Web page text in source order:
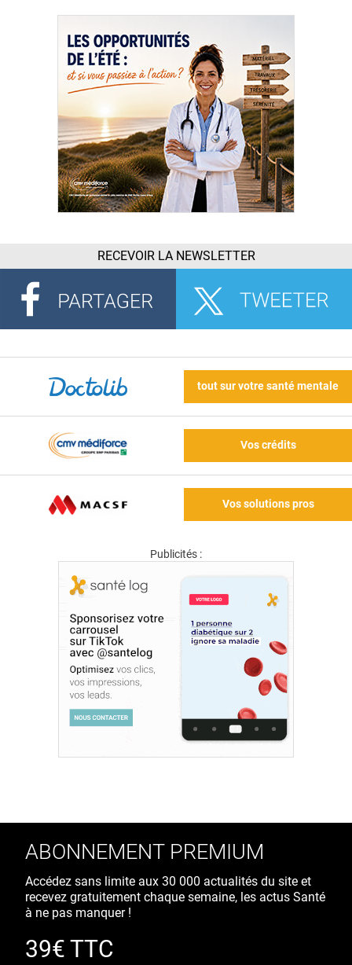
RECEVOIR LA NEWSLETTER
tout sur votre santé mentale
Vos crédits
Vos solutions pros
Publicités :
ABONNEMENT PREMIUM
Accédez sans limite aux 30 000 actualités du site et
recevez gratuitement chaque semaine, les actus Santé
à ne pas manquer !
39€ TTC